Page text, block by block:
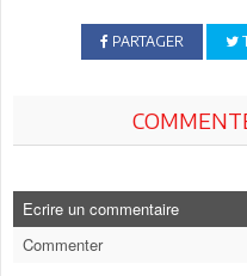
PARTAGER
Ecrire un commentaire
Commenter